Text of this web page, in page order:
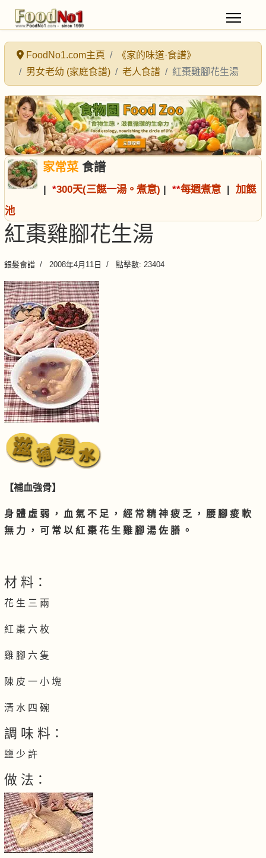
FoodNo1.com主頁
《家的味道·食譜》
男女老幼 (家庭食譜)
老人食譜 紅棗雞腳花生湯
家常菜食譜
| *300天(三餸一湯。煮意) | **每週煮意 | 加餸
池
紅棗雞腳花生湯
銀髮食譜 2008年4月11日 點擊數: 23404
【補血強骨】
身 體 虛 弱 ， 血 氣 不 足 ， 經 常 精 神 疲 乏 ， 腰 腳 痠 軟
無 力 ， 可 常 以 紅 棗 花 生 雞 腳 湯 佐 膳 。
材 料：
花 生 三 兩
紅 棗 六 枚
雞 腳 六 隻
陳 皮 一 小 塊
清 水 四 碗
調 味 料：
鹽 少 許
做 法：